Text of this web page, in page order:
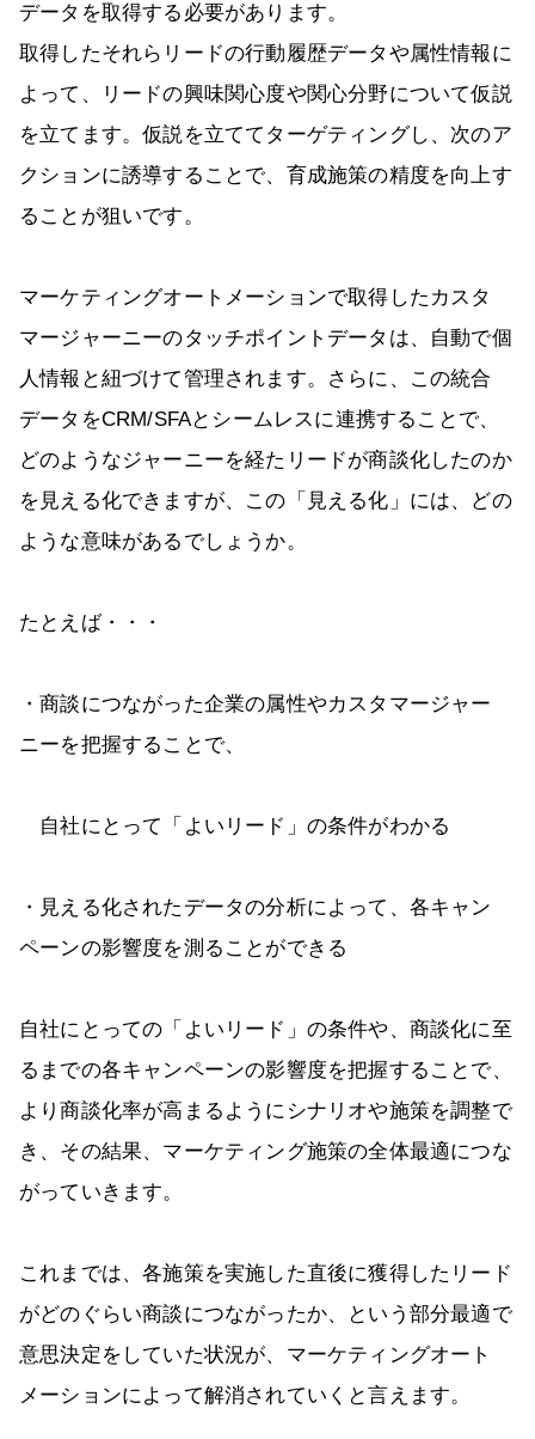
データを取得する必要があります。
取得したそれらリードの行動履歴データや属性情報に
よって、リードの興味関心度や関心分野について仮説
を立てます。仮説を立ててターゲティングし、次のア
クションに誘導することで、育成施策の精度を向上す
ることが狙いです。
マーケティングオートメーションで取得したカスタ
マージャーニーのタッチポイントデータは、自動で個
人情報と紐づけて管理されます。さらに、この統合
データをCRM/SFAとシームレスに連携することで、
どのようなジャーニーを経たリードが商談化したのか
を見える化できますが、この「見える化」には、どの
ような意味があるでしょうか。
たとえば・・・
・商談につながった企業の属性やカスタマージャー
ニーを把握することで、
自社にとって「よいリード」の条件がわかる
・見える化されたデータの分析によって、各キャン
ペーンの影響度を測ることができる
自社にとっての「よいリード」の条件や、商談化に至
るまでの各キャンペーンの影響度を把握することで、
より商談化率が高まるようにシナリオや施策を調整で
き、その結果、マーケティング施策の全体最適につな
がっていきます。
これまでは、各施策を実施した直後に獲得したリード
がどのぐらい商談につながったか、という部分最適で
意思決定をしていた状況が、マーケティングオート
メーションによって解消されていくと言えます。